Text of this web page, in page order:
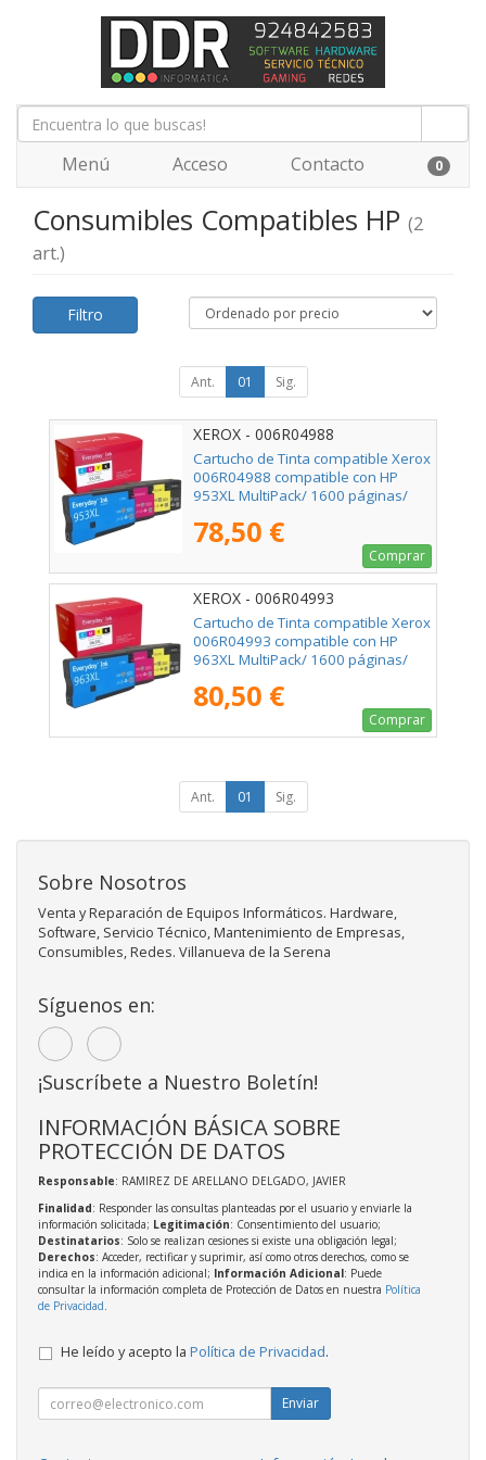
Menú Acceso Contacto 0
Consumibles Compatibles HP (2
art.)
Filtro
Ant. 01 Sig.
XEROX - 006R04988
Cartucho de Tinta compatible Xerox
006R04988 compatible con HP
953XL MultiPack/ 1600 páginas/
78,50 €
Comprar
XEROX - 006R04993
Cartucho de Tinta compatible Xerox
006R04993 compatible con HP
963XL MultiPack/ 1600 páginas/
80,50 €
Comprar
Ant. 01 Sig.
Sobre Nosotros
Venta y Reparación de Equipos Informáticos. Hardware,
Software, Servicio Técnico, Mantenimiento de Empresas,
Consumibles, Redes. Villanueva de la Serena
Síguenos en:
¡Suscríbete a Nuestro Boletín!
INFORMACIÓN BÁSICA SOBRE
PROTECCIÓN DE DATOS
Responsable: RAMIREZ DE ARELLANO DELGADO, JAVIER
Finalidad: Responder las consultas planteadas por el usuario y enviarle la
información solicitada; Legitimación: Consentimiento del usuario;
Destinatarios: Solo se realizan cesiones si existe una obligación legal;
Derechos: Acceder, rectificar y suprimir, así como otros derechos, como se
indica en la información adicional; Información Adicional: Puede
consultar la información completa de Protección de Datos en nuestra Política
de Privacidad.
He leído y acepto la Política de Privacidad.
Enviar